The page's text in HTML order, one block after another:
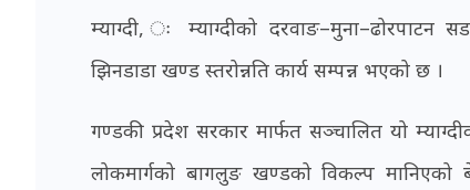
म्याग्दी, ः म्याग्दीको दरवाङ–मुना–ढोरपाटन
झिनडाडा खण्ड स्तरोन्नति कार्य सम्पन्न भएको छ ।
गण्डकी प्रदेश सरकार मार्फत सञ्चालित यो
लोकमार्गको बागलुङ खण्डको विकल्प मानिएको